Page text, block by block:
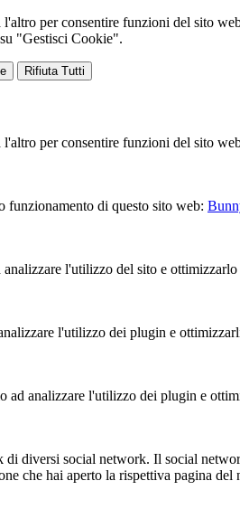
per consentire funzioni del sito
"Gestisci Cookie".
Rifiuta Tutti
per consentire funzioni del sito
funzionamento di questo sito web:
l'utilizzo del sito e
l'utilizzo dei plugin e
analizzare l'utilizzo dei plugin e
diversi social network. Il social
che hai aperto la rispettiva pagina del